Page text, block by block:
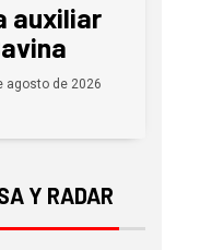
auxiliar
agosto de 2026
Y RADAR